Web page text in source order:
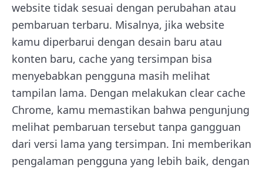
website tidak sesuai dengan perubahan atau
pembaruan terbaru. Misalnya, jika website
kamu diperbarui dengan desain baru atau
konten baru, cache yang tersimpan bisa
menyebabkan pengguna masih melihat
tampilan lama. Dengan melakukan clear cache
Chrome, kamu memastikan bahwa pengunjung
melihat pembaruan tersebut tanpa gangguan
dari versi lama yang tersimpan. Ini memberikan
pengalaman pengguna yang lebih baik, dengan